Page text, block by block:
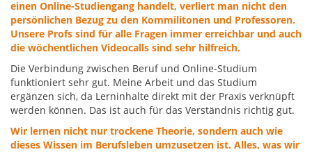
einen Online-Studiengang handelt, verliert man nicht den
persönlichen Bezug zu den Kommilitonen und Professoren.
Unsere Profs sind für alle Fragen immer erreichbar und auch
die wöchentlichen Videocalls sind sehr hilfreich.
Die Verbindung zwischen Beruf und Online-Studium
funktioniert sehr gut. Meine Arbeit und das Studium
ergänzen sich, da Lerninhalte direkt mit der Praxis verknüpft
werden können. Das ist auch für das Verständnis richtig gut.
Wir lernen nicht nur trockene Theorie, sondern auch wie
dieses Wissen im Berufsleben umzusetzen ist. Alles, was wir